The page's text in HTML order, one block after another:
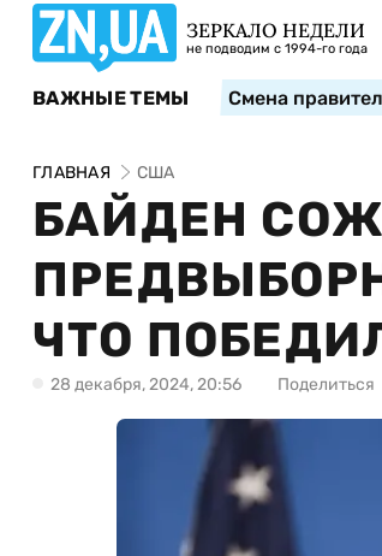
ЗЕРКАЛО НЕДЕЛИ
не подводим с 1994-го года
ВАЖНЫЕ ТЕМЫ Смена
ГЛАВНАЯ США
БАЙДЕН
ЧТО
28 декабря, 2024, 20:56 Поделиться